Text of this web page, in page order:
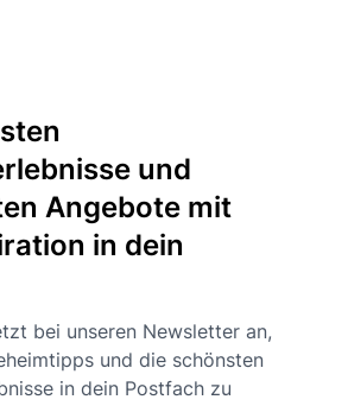
und
Angebote mit
in dein
bei unseren Newsletter an,
und die schönsten
in dein Postfach zu